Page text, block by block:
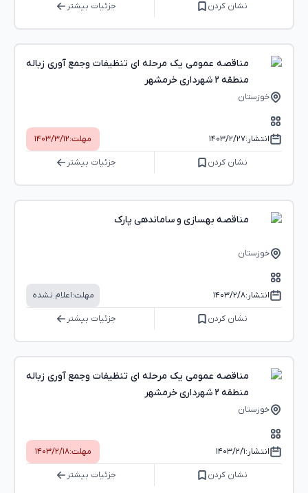
نشان کردن جزئیات بیشتر
مناقصه عمومی یک مرحله ای تنظیفات وجمع آوری زباله
منطقه 2 شهرداری خرمشهر
خوزستان
انتشار:۱۴۰۳/۲/۲۷ مهلت:۱۴۰۳/۳/۱۲
نشان کردن جزئیات بیشتر
مناقصه بهسازی و ساماندهی پارک
خوزستان
انتشار:۱۴۰۳/۲/۸ مهلت:اعلام نشده
نشان کردن جزئیات بیشتر
مناقصه عمومی یک مرحله ای تنظیفات وجمع آوری زباله
منطقه 2 شهرداری خرمشهر
خوزستان
انتشار:۱۴۰۳/۲/۱ مهلت:۱۴۰۳/۲/۱۸
نشان کردن جزئیات بیشتر